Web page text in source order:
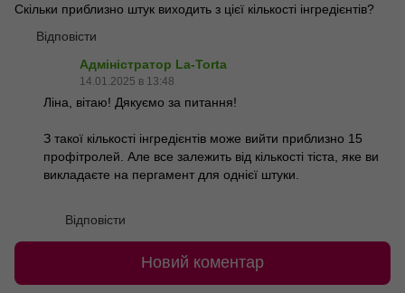
Скільки приблизно штук виходить з цієї кількості інгредієнтів?
Відповісти
Адміністратор La-Torta
14.01.2025 в 13:48
Ліна, вітаю! Дякуємо за питання!
З такої кількості інгредієнтів може вийти приблизно 15
профітролей. Але все залежить від кількості тіста, яке ви
викладаєте на пергамент для однієї штуки.
Відповісти
Новий коментар